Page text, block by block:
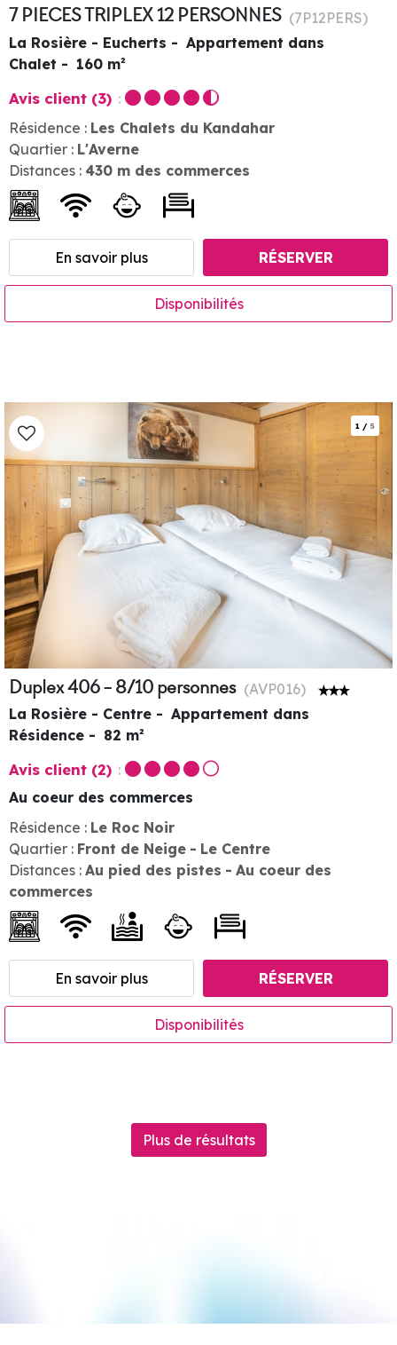
7 PIECES TRIPLEX 12 PERSONNES (7P12PERS)
La Rosière - Eucherts
Appartement dans
Chalet
160 m²
Avis client (3)
Résidence : Les Chalets du Kandahar
Quartier : L'Averne
Distances : 430 m des commerces
En savoir plus RÉSERVER
Disponibilités
1 / 5
Duplex 406 - 8/10 personnes (AVP016)
La Rosière - Centre
Appartement dans
Résidence
82 m²
Avis client (2)
Résidence : Le Roc Noir
Quartier : Front de Neige
Le Centre
Distances : Au pied des pistes
Au coeur des
commerces
Au coeur des commerces
En savoir plus RÉSERVER
Disponibilités
Plus de résultats